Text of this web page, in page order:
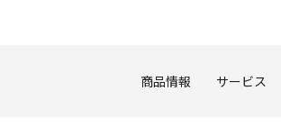
商品情報 サービス